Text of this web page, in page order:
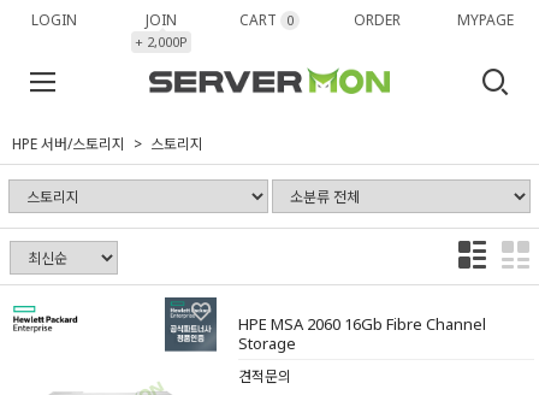
LOGIN JOIN
+ 2,000P
CART 0 ORDER MYPAGE
HPE 서버/스토리지 스토리지
HPE MSA 2060 16Gb Fibre Channel
Storage
견적문의